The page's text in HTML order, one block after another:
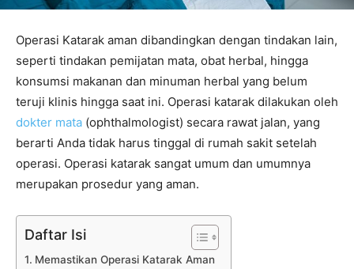
Operasi Katarak aman dibandingkan dengan tindakan lain,
seperti tindakan pemijatan mata, obat herbal, hingga
konsumsi makanan dan minuman herbal yang belum
teruji klinis hingga saat ini. Operasi katarak dilakukan oleh
dokter mata (ophthalmologist) secara rawat jalan, yang
berarti Anda tidak harus tinggal di rumah sakit setelah
operasi. Operasi katarak sangat umum dan umumnya
merupakan prosedur yang aman.
Daftar Isi
Memastikan Operasi Katarak Aman